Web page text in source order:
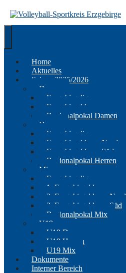
zum
Inhalt
Home
Aktuelles
Saison 2025/2026
Damen
Erzgebirgsliga
Erzgebirgsklasse
Regionalpokal Damen
Herren
Erzgebirgsliga
Erzgebirgsklasse Nord
Erzgebirgsklasse Süd
Regionalpokal Herren
Mix
Erzgebirgsliga
1. Erzgebirgsklasse
2. Erzgebirgsklasse Nord
2. Erzgebirgsklasse Süd
Regionalpokal Mix
U19
U19 Damen
U19 Herren
U19 Mix
Dokumente
Interner Bereich